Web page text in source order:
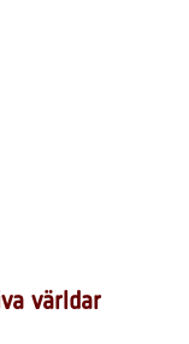
världar